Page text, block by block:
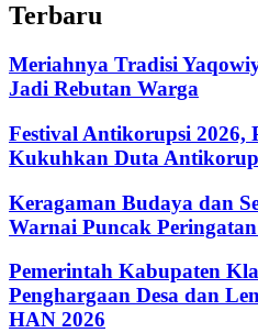
Terbaru
Meriahnya Tradisi
Jadi Rebutan Warga
Festival Antikorupsi 2026,
Kukuhkan Duta
Keragaman Budaya dan
Warnai Puncak
Pemerintah Kabupaten
Penghargaan Desa dan
HAN 2026